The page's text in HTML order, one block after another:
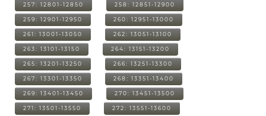
257: 12801-12850 258: 12851-12900
259: 12901-12950 260: 12951-13000
261: 13001-13050 262: 13051-13100
263: 13101-13150 264: 13151-13200
265: 13201-13250 266: 13251-13300
267: 13301-13350 268: 13351-13400
269: 13401-13450 270: 13451-13500
271: 13501-13550 272: 13551-13600